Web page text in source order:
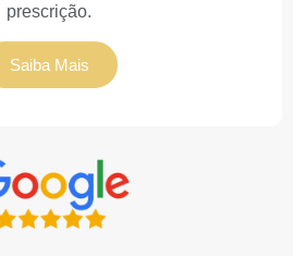
prescrição.
Saiba Mais